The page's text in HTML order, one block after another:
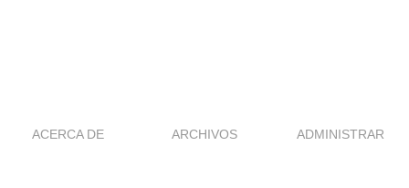
ACERCA DE ARCHIVOS ADMINISTRAR